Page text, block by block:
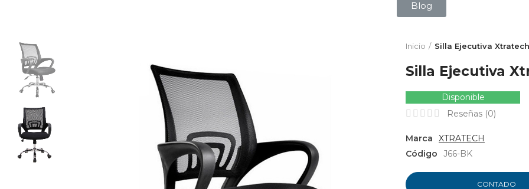
Blog
Inicio Silla Ejecutiva
Silla Ejecutiva
Disponible
Reseñas (0)
Marca
XTRATECH
Código
J66-BK
CONTADO